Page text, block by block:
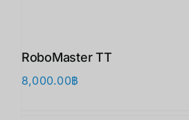
RoboMaster TT
8,000.00฿